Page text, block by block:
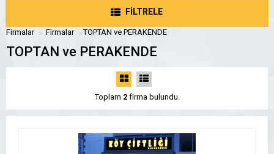
FİLTRELE
Firmalar Firmalar TOPTAN ve PERAKENDE
TOPTAN ve PERAKENDE
Toplam 2firma bulundu.